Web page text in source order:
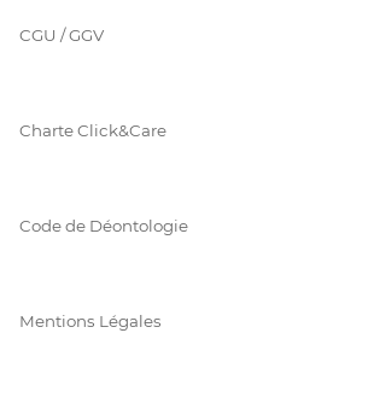
CGU / GGV
Charte Click&Care
Code de Déontologie
Mentions Légales